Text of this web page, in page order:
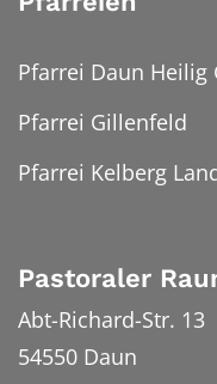
Pfarrei Daun Heilig
Pfarrei Gillenfeld
Pfarrei Kelberg
Pastoraler
Abt-Richard-Str. 13
54550 Daun